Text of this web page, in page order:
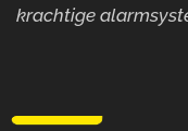
krachtige